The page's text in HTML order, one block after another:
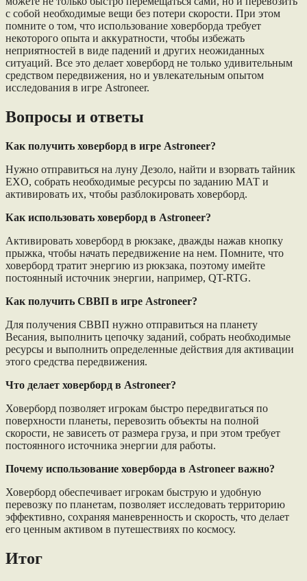
с собой необходимые вещи без потери скорости. При этом
помните о том, что использование ховерборда требует
некоторого опыта и аккуратности, чтобы избежать
неприятностей в виде падений и других неожиданных
ситуаций. Все это делает ховерборд не только удивительным
средством передвижения, но и увлекательным опытом
исследования в игре Astroneer.
Вопросы и ответы
Как получить ховерборд в игре Astroneer?
Нужно отправиться на луну Дезоло, найти и взорвать тайник
EXO, собрать необходимые ресурсы по заданию МАТ и
активировать их, чтобы разблокировать ховерборд.
Как использовать ховерборд в Astroneer?
Активировать ховерборд в рюкзаке, дважды нажав кнопку
прыжка, чтобы начать передвижение на нем. Помните, что
ховерборд тратит энергию из рюкзака, поэтому имейте
постоянный источник энергии, например, QT-RTG.
Как получить СВВП в игре Astroneer?
Для получения СВВП нужно отправиться на планету
Весания, выполнить цепочку заданий, собрать необходимые
ресурсы и выполнить определенные действия для активации
этого средства передвижения.
Что делает ховерборд в Astroneer?
Ховерборд позволяет игрокам быстро передвигаться по
поверхности планеты, перевозить объекты на полной
скорости, не зависеть от размера груза, и при этом требует
постоянного источника энергии для работы.
Почему использование ховерборда в Astroneer важно?
Ховерборд обеспечивает игрокам быструю и удобную
перевозку по планетам, позволяет исследовать территорию
эффективно, сохраняя маневренность и скорость, что делает
его ценным активом в путешествиях по космосу.
Итог